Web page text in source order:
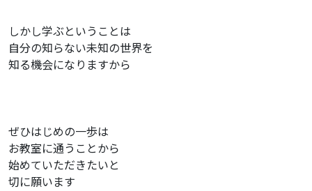
しかし学ぶということは
自分の知らない未知の世界を
知る機会になりますから
ぜひはじめの一歩は
お教室に通うことから
始めていただきたいと
切に願います